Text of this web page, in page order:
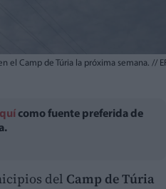
el Camp de Túria la próxima semana. //
como fuente preferida de
del Camp de Túria